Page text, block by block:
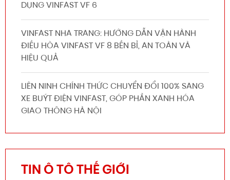
DỤNG VINFAST VF 6
VINFAST NHA TRANG: HƯỚNG DẪN VẬN HÀNH
ĐIỀU HÒA VINFAST VF 8 BỀN BỈ, AN TOÀN VÀ
HIỆU QUẢ
LIÊN NINH CHÍNH THỨC CHUYỂN ĐỔI 100% SANG
XE BUÝT ĐIỆN VINFAST, GÓP PHẦN XANH HÓA
GIAO THÔNG HÀ NỘI
TIN Ô TÔ THẾ GIỚI